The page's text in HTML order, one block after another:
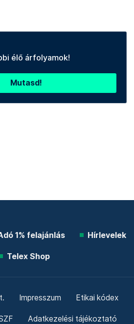
élő árfolyamok!
Mutasd!
1% felajánlás Hírlevelek
Telex Shop
Impresszum Etikai kódex
Adatkezelési tájékoztató